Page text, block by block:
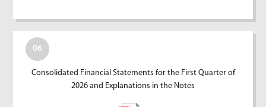
06
Consolidated Financial Statements for the First Quarter of
2026 and Explanations in the Notes